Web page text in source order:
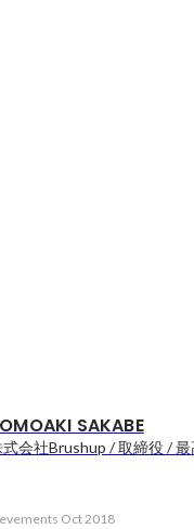
SAKABE
式会社Brushup / 取締役 /
Oct 2018